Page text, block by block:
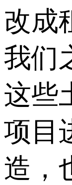
改成
我们
这些
项目
造，